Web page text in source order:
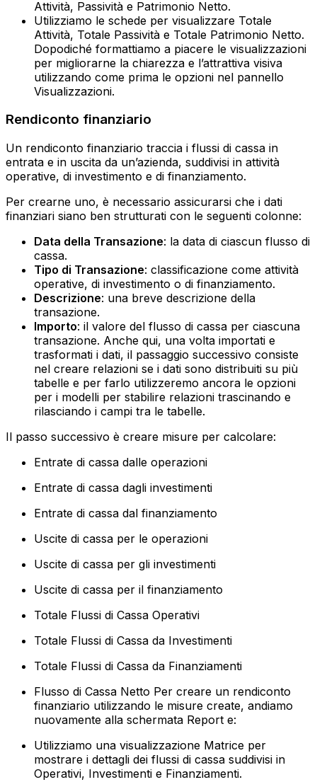
Attività, Passività e Patrimonio Netto.
Utilizziamo le schede per visualizzare Totale
Attività, Totale Passività e Totale Patrimonio Netto.‍
Dopodiché formattiamo a piacere le visualizzazioni
per migliorarne la chiarezza e l’attrattiva visiva
utilizzando come prima le opzioni nel pannello
Visualizzazioni.
Rendiconto finanziario
Un rendiconto finanziario traccia i flussi di cassa in
entrata e in uscita da un’azienda, suddivisi in attività
operative, di investimento e di finanziamento.
Per crearne uno, è necessario assicurarsi che i dati
finanziari siano ben strutturati con le seguenti colonne:
Data della Transazione: la data di ciascun flusso di
cassa.
Tipo di Transazione: classificazione come attività
operative, di investimento o di finanziamento.
Descrizione: una breve descrizione della
transazione.
Importo: il valore del flusso di cassa per ciascuna
transazione.‍ Anche qui, una volta importati e
trasformati i dati, il passaggio successivo consiste
nel creare relazioni se i dati sono distribuiti su più
tabelle e per farlo utilizzeremo ancora le opzioni
per i modelli per stabilire relazioni trascinando e
rilasciando i campi tra le tabelle.
Il passo successivo è creare misure per calcolare:
Entrate di cassa dalle operazioni
Entrate di cassa dagli investimenti
Entrate di cassa dal finanziamento
Uscite di cassa per le operazioni
Uscite di cassa per gli investimenti
Uscite di cassa per il finanziamento
Totale Flussi di Cassa Operativi
Totale Flussi di Cassa da Investimenti
Totale Flussi di Cassa da Finanziamenti
Flusso di Cassa Netto‍ Per creare un rendiconto
finanziario utilizzando le misure create, andiamo
nuovamente alla schermata Report e:
Utilizziamo una visualizzazione Matrice per
mostrare i dettagli dei flussi di cassa suddivisi in
Operativi, Investimenti e Finanziamenti.